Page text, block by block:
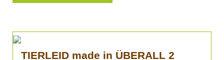
TIERLEID made in ÜBERALL 2